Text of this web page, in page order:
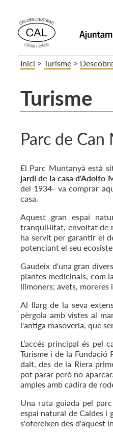
Inici > Turisme >
Turisme
Parc de
El Parc Muntanyà està
jardí de la casa d'Adolfo
del 1934- va comprar
casa.
Aquest gran espai
tranquil·litat, envoltat de
ha servit per garantir el
potenciant el seu
Gaudeix d'una gran
plantes medicinals, com
llimoners; avets,
Al llarg de la seva
pèrgola amb vistes al
l'antiga masoveria, que
L’accés principal és
Turisme i de la Fundació
dalt, des de la Riera
pot parar però no
amples amb cadira de
Una ruta guiada pel
espai natural de Caldes i
s'ofereixen des d'aquest